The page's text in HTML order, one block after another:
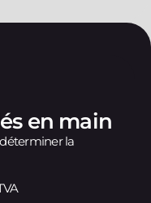
en main
la